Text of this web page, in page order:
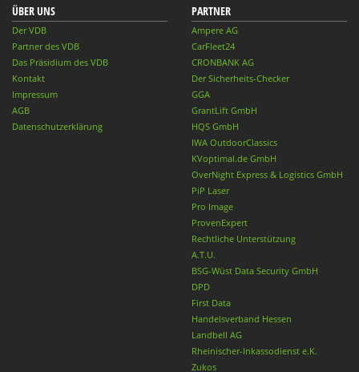
ÜBER UNS
Der VDB
Partner des VDB
Das Präsidium des VDB
Kontakt
Impressum
AGB
Datenschutzerklärung
PARTNER
Ampere AG
CarFleet24
CRONBANK AG
Der Sicherheits-Checker
GGA
GrantLift GmbH
HQS GmbH
IWA OutdoorClassics
KVoptimal.de GmbH
OverNight Express & Logistics GmbH
PiP Laser
Pro Image
ProvenExpert
Rechtliche Unterstützung
A.T.U.
BSG-Wüst Data Security GmbH
DPD
First Data
Handelsverband Hessen
Landbell AG
Rheinischer-Inkassodienst e.K.
Zukos